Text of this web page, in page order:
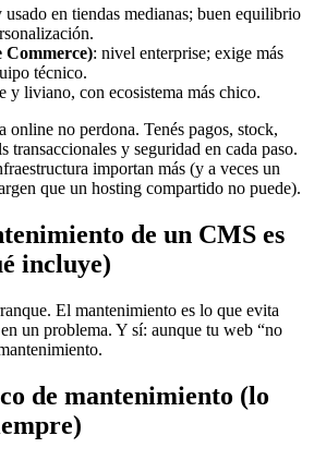
usado en tiendas medianas; buen equilibrio
Commerce): nivel enterprise; exige más
técnico.
y liviano, con ecosistema más chico.
online no perdona. Tenés pagos, stock,
transaccionales y seguridad en cada paso.
importan más (y a veces un
que un hosting compartido no puede).
de un CMS es
incluye)
El mantenimiento es lo que evita
un problema. Y sí: aunque tu web “no
de mantenimiento (lo